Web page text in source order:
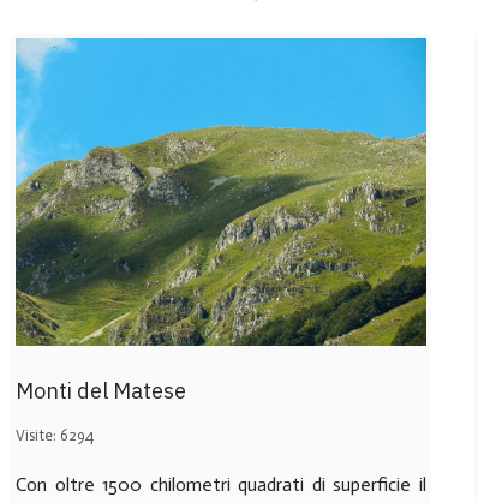
Monti del Matese
Visite: 6294
Con oltre 1500 chilometri quadrati di superficie il